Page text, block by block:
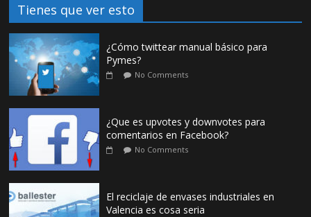
Tienes que ver esto
¿Cómo twittear manual básico para
Pymes?
No Comments
¿Que es upvotes y downvotes para
comentarios en Facebook?
No Comments
El reciclaje de envases industriales en
Valencia es cosa seria